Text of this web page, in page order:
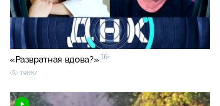
«Развратная вдова?» 16+
19867